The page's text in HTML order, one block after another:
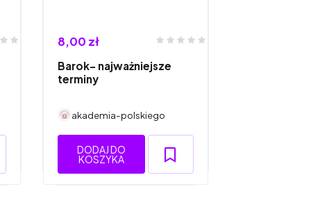
8,00 zł
Barok- najważniejsze
terminy
akademia-polskiego
DODAJ DO
KOSZYKA